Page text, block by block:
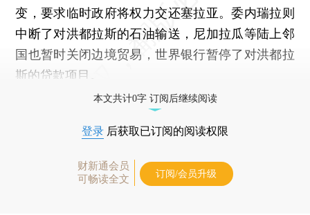
变，要求临时政府将权力交还塞拉亚。委内瑞拉则
中断了对洪都拉斯的石油输送，尼加拉瓜等陆上邻
国也暂时关闭边境贸易，世界银行暂停了对洪都拉
斯的贷款项目。
本文共计0字 订阅后继续阅读
登录 后获取已订阅的阅读权限
财新通会员
可畅读全文
订阅/会员升级